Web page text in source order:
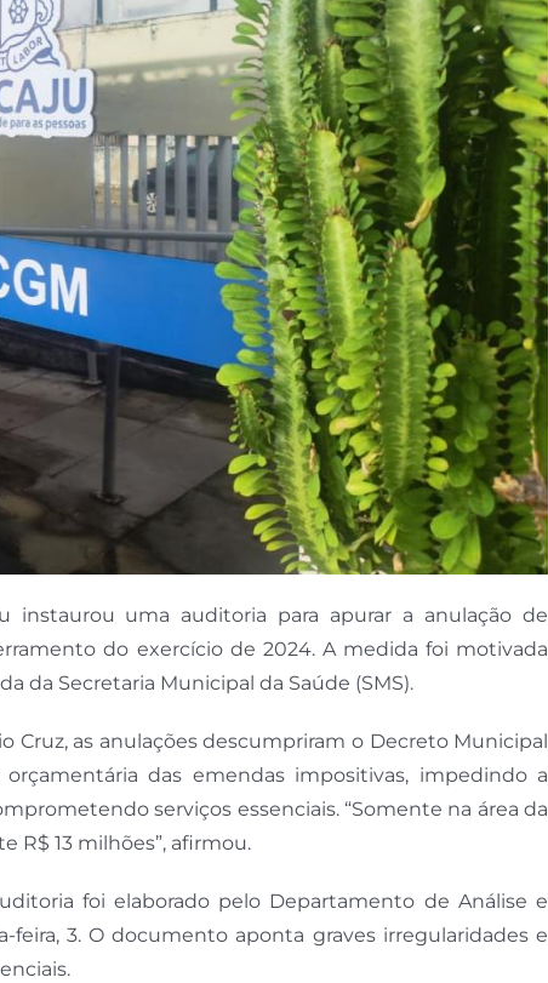
instaurou uma auditoria para apurar a anulação de
do exercício de 2024. A medida foi motivada
da Secretaria Municipal da Saúde (SMS).
Cruz, as anulações descumpriram o Decreto Municipal
das emendas impositivas, impedindo a
serviços essenciais. “Somente na área da
R$ 13 milhões”, afirmou.
foi elaborado pelo Departamento de Análise e
3. O documento aponta graves irregularidades e